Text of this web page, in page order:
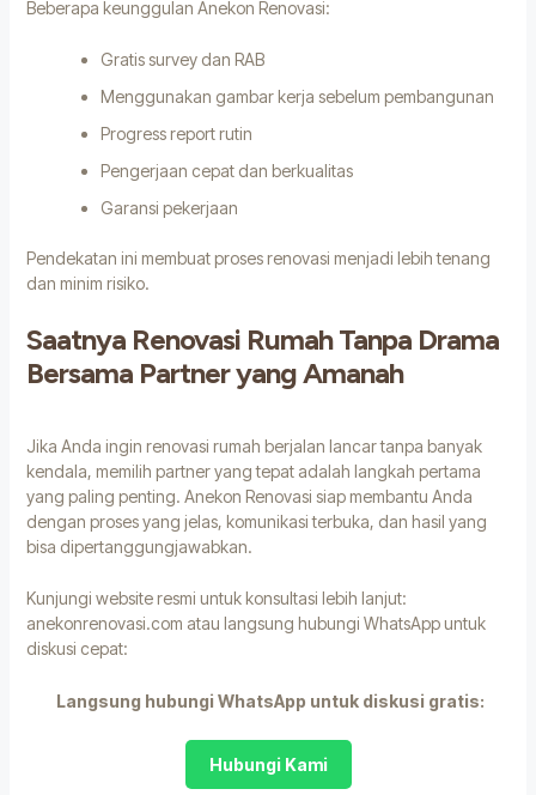
Beberapa keunggulan Anekon Renovasi:
Gratis survey dan RAB
Menggunakan gambar kerja sebelum pembangunan
Progress report rutin
Pengerjaan cepat dan berkualitas
Garansi pekerjaan
Pendekatan ini membuat proses renovasi menjadi lebih tenang
dan minim risiko.
Saatnya Renovasi Rumah Tanpa Drama
Bersama Partner yang Amanah
Jika Anda ingin renovasi rumah berjalan lancar tanpa banyak
kendala, memilih partner yang tepat adalah langkah pertama
yang paling penting. Anekon Renovasi siap membantu Anda
dengan proses yang jelas, komunikasi terbuka, dan hasil yang
bisa dipertanggungjawabkan.
Kunjungi website resmi untuk konsultasi lebih lanjut:
anekonrenovasi.com atau langsung hubungi WhatsApp untuk
diskusi cepat:
Langsung hubungi WhatsApp untuk diskusi gratis:
Hubungi Kami